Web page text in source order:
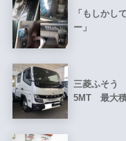
「もしかし
ー」
三菱ふそ
5MT 最大